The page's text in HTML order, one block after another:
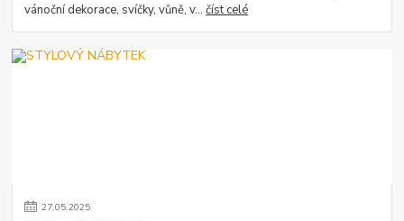
vánoční dekorace, svíčky, vůně, v...číst celé
27.05.2025